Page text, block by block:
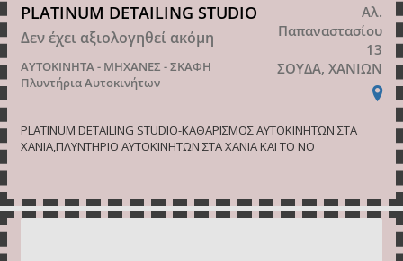
PLATINUM DETAILING STUDIO
Δεν έχει αξιολογηθεί ακόμη
ΑΥΤΟΚΙΝΗΤΑ - ΜΗΧΑΝΕΣ - ΣΚΑΦΗ
Πλυντήρια Αυτοκινήτων
Αλ.
Παπαναστασίου
13
ΣΟΥΔΑ, ΧΑΝΙΩΝ
PLATINUM DETAILING STUDIO-ΚΑΘΑΡΙΣΜΟΣ ΑΥΤΟΚΙΝΗΤΩΝ ΣΤΑ
ΧΑΝΙΑ,ΠΛΥΝΤΗΡΙΟ ΑΥΤΟΚΙΝΗΤΩΝ ΣΤΑ ΧΑΝΙΑ ΚΑΙ ΤΟ ΝΟ